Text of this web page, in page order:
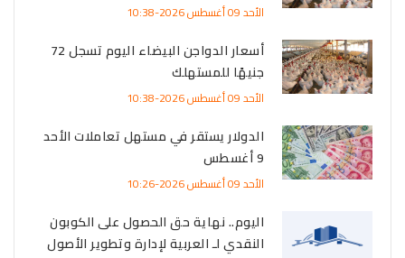
الأحد 09 أغسطس 2026-10:38
أسعار الدواجن البيضاء اليوم تسجل 72
جنيهًا للمستهلك
الأحد 09 أغسطس 2026-10:38
الدولار يستقر في مستهل تعاملات الأحد
9 أغسطس
الأحد 09 أغسطس 2026-10:26
اليوم.. نهاية حق الحصول على الكوبون
النقدي لـ العربية لإدارة وتطوير الأصول